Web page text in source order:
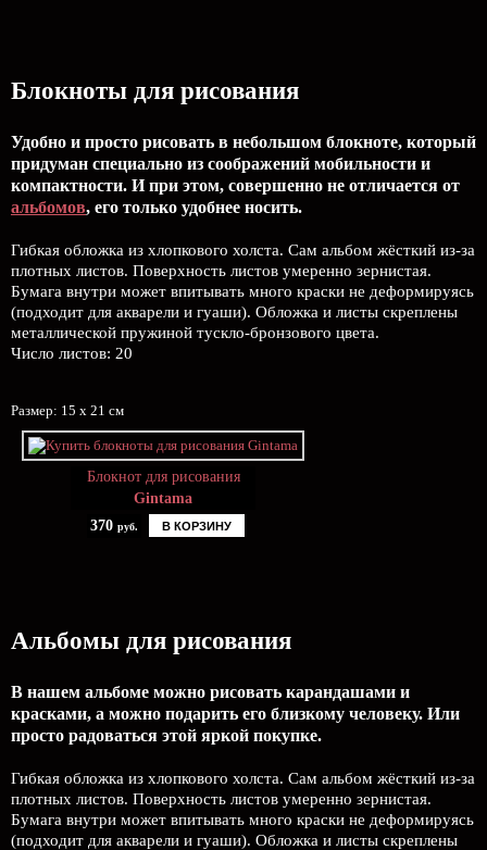
Блокноты для рисования
Удобно и просто рисовать в небольшом блокноте, который
придуман специально из соображений мобильности и
компактности. И при этом, совершенно не отличается от
альбомов, его только удобнее носить.
Гибкая обложка из хлопкового холста. Сам альбом жёсткий из-за
плотных листов. Поверхность листов умеренно зернистая.
Бумага внутри может впитывать много краски не деформируясь
(подходит для акварели и гуаши). Обложка и листы скреплены
металлической пружиной тускло-бронзового цвета.
Число листов: 20
Размер: 15 х 21 см
Блокнот для рисования
Gintama
370 руб. В КОРЗИНУ
Альбомы для рисования
В нашем альбоме можно рисовать карандашами и
красками, а можно подарить его близкому человеку. Или
просто радоваться этой яркой покупке.
Гибкая обложка из хлопкового холста. Сам альбом жёсткий из-за
плотных листов. Поверхность листов умеренно зернистая.
Бумага внутри может впитывать много краски не деформируясь
(подходит для акварели и гуаши). Обложка и листы скреплены